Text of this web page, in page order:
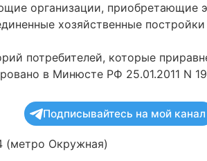
организации, приобретающие
хозяйственные
потребителей, которые
в Минюсте РФ 25.01.2011 N
Подписывайтесь на мой канал
(метро Окружная)